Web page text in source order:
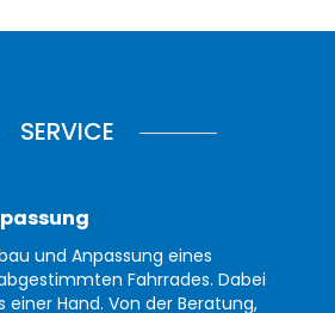
SERVICE
und Anpassung eines
Fahrrades. Dabei
einer Hand. Von der Beratung,